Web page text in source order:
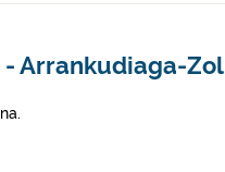
Arrankudiaga-